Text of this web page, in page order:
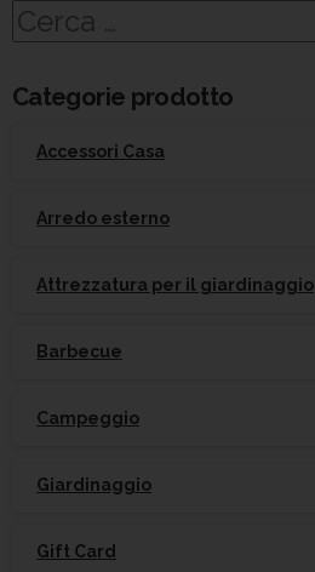
Ricerca
Categorie prodotto
Accessori Casa
Arredo esterno
Attrezzatura per il giardinaggio
Barbecue
Campeggio
Giardinaggio
Gift Card